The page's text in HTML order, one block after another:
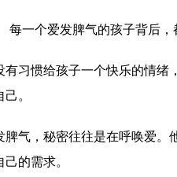
有习惯给孩子一个快乐的情绪
。
脾气，秘密往往是在呼唤爱。
的需求。